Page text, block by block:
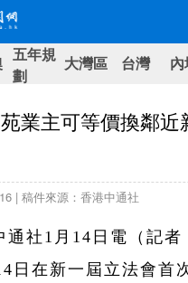
五年規
劃
大灣區 台灣
業主可等價換鄰近
| 稿件來源：香港中通社
通社1月14日電（記者
日在新一屆立法會首